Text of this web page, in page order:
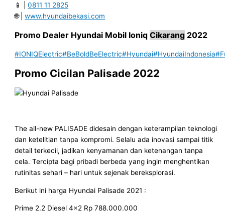
📱 |0811 11 2825
🌐 |www.hyundaibekasi.com
Promo Dealer Hyundai Mobil IoniqCikarang 2022
#IONIQElectric#BeBoldBeElectric#Hyundai#HyundaiIndonesia
Promo Cicilan Palisade 2022
The all-new PALISADE didesain dengan keterampilan teknologi
dan ketelitian tanpa kompromi. Selalu ada inovasi sampai titik
detail terkecil, jadikan kenyamanan dan ketenangan tanpa
cela. Tercipta bagi pribadi berbeda yang ingin menghentikan
rutinitas sehari – hari untuk sejenak bereksplorasi.
Berikut ini harga Hyundai Palisade 2021 :
Prime 2.2 Diesel 4×2 Rp 788.000.000